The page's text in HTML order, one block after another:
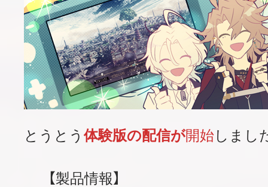
とうとう体験版の配信が開始しまし
【製品情報】